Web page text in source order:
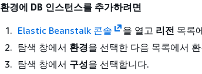
환경에 DB 인스턴스를 추가하려면
Elastic Beanstalk 콘솔
을 열고 리전 목록
탐색 창에서 환경을 선택한 다음 목록에서
탐색 창에서 구성을 선택합니다.